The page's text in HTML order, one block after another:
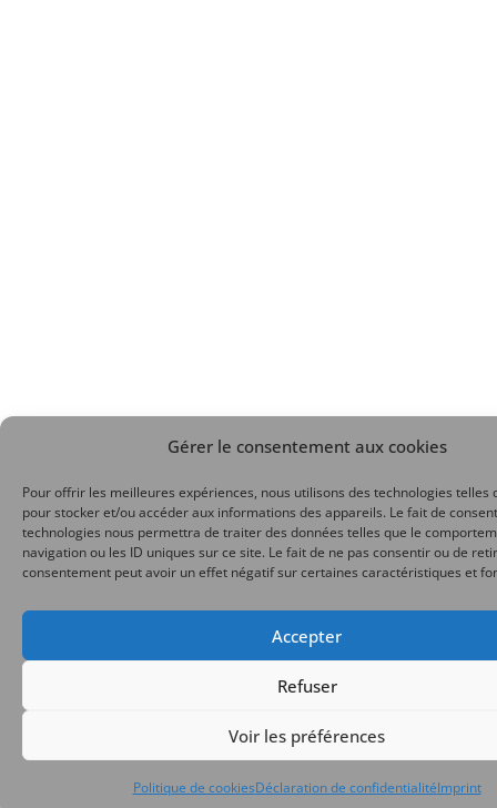
Gérer le consentement aux cookies
Pour offrir les meilleures expériences, nous utilisons des technologies telles
pour stocker et/ou accéder aux informations des appareils. Le fait de
technologies nous permettra de traiter des données telles que le
navigation ou les ID uniques sur ce site. Le fait de ne pas consentir ou de
consentement peut avoir un effet négatif sur certaines caractéristiques et
Accepter
Refuser
Voir les préférences
Politique de cookiesDéclaration de confidentialitéImprint